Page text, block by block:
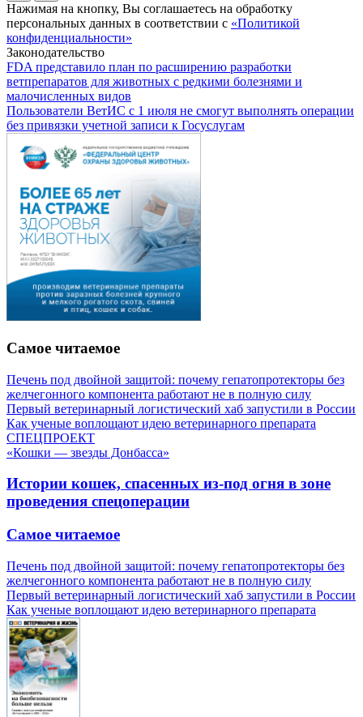
Нажимая на кнопку, Вы соглашаетесь на обработку
персональных данных в соответствии с «Политикой
конфиденциальности»
Законодательство
FDA представило план по расширению разработки
ветпрепаратов для животных с редкими болезнями и
малочисленных видов
Пользователи ВетИС с 1 июля не смогут выполнять операции
без привязки учетной записи к Госуслугам
Самое читаемое
Печень под двойной защитой: почему гепатопротекторы без
желчегонного компонента работают не в полную силу
Первый ветеринарный логистический хаб запустили в России
Как ученые воплощают идею ветеринарного препарата
СПЕЦПРОЕКТ
«Кошки — звезды Донбасса»
Истории кошек, спасенных из-под огня в зоне
проведения спецоперации
Самое читаемое
Печень под двойной защитой: почему гепатопротекторы без
желчегонного компонента работают не в полную силу
Первый ветеринарный логистический хаб запустили в России
Как ученые воплощают идею ветеринарного препарата